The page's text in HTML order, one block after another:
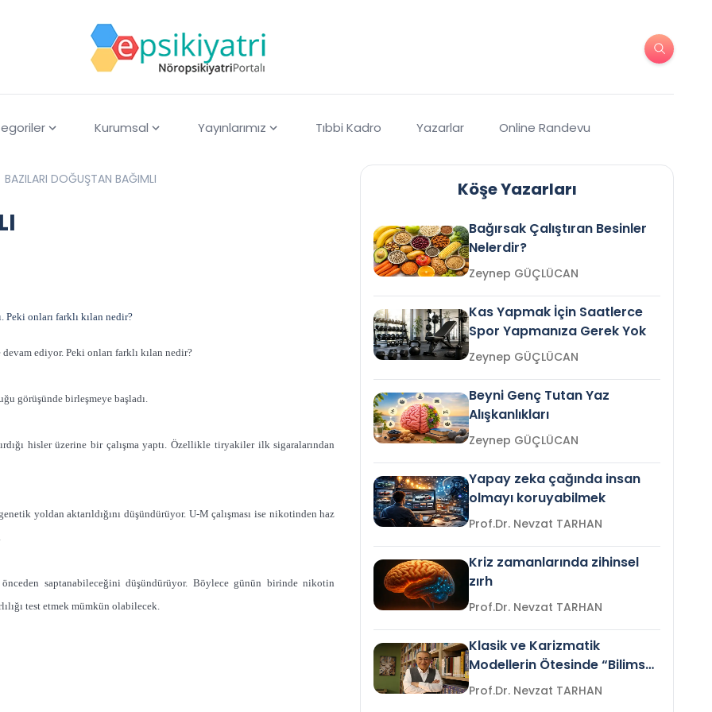
Kurumsal Yayınlarımız Tıbbi Kadro Yazarlar Online Randevu
BAZILARI DOĞUŞTAN BAĞIMLI
onları farklı kılan nedir?
ediyor. Peki onları farklı kılan nedir?
görüşünde birleşmeye başladı.
hisler üzerine bir çalışma yaptı. Özellikle tiryakiler ilk sigaralarından
yoldan aktarıldığını düşündürüyor. U-M çalışması ise nikotinden haz
saptanabileceğini düşündürüyor. Böylece günün birinde nikotin
test etmek mümkün olabilecek.
Köşe Yazarları
Bağırsak Çalıştıran Besinler
Nelerdir?
Zeynep GÜÇLÜCAN
Kas Yapmak İçin Saatlerce
Spor Yapmanıza Gerek Yok
Zeynep GÜÇLÜCAN
Beyni Genç Tutan Yaz
Alışkanlıkları
Zeynep GÜÇLÜCAN
Yapay zeka çağında insan
olmayı koruyabilmek
Prof.Dr. Nevzat TARHAN
Kriz zamanlarında zihinsel
zırh
Prof.Dr. Nevzat TARHAN
Klasik ve Karizmatik
Modellerin Ötesinde “Bilimsel
Liderlik”
Prof.Dr. Nevzat TARHAN